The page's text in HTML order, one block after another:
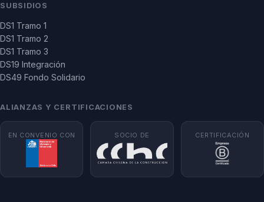
SUBSIDIOS
DS1 Tramo 1
DS1 Tramo 2
DS1 Tramo 3
DS19 Integración
DS49 Fondo Solidario
ALIANZAS Y CERTIFICACIONES
EN CONVENIO CON SOCIO DE CERTIFICACIÓN